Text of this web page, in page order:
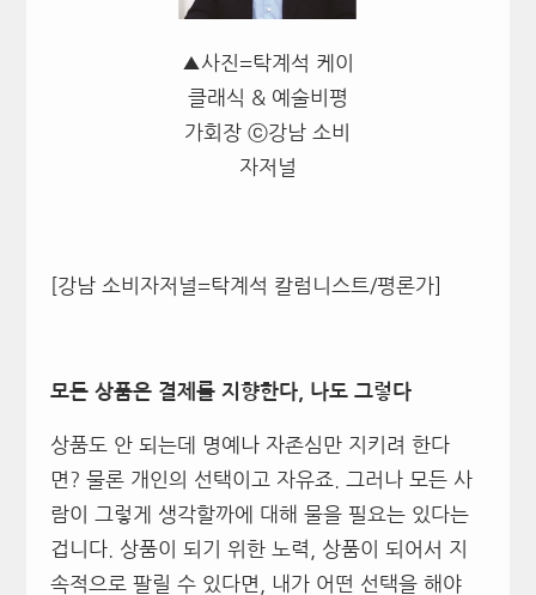
▲사진=탁계석 케이
클래식 & 예술비평
가회장 ⓒ강남 소비
자저널
[강남 소비자저널=탁계석 칼럼니스트/평론가]
모든 상품은 결제를 지향한다, 나도 그렇다
상품도 안 되는데 명예나 자존심만 지키려 한다
면? 물론 개인의 선택이고 자유죠. 그러나 모든 사
람이 그렇게 생각할까에 대해 물을 필요는 있다는
겁니다. 상품이 되기 위한 노력, 상품이 되어서 지
속적으로 팔릴 수 있다면, 내가 어떤 선택을 해야